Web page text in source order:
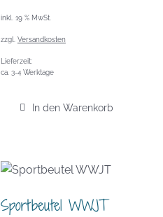
inkl. 19 % MwSt.
zzgl. Versandkosten
Lieferzeit:
ca. 3-4 Werktage
In den Warenkorb
Sportbeutel WWJT